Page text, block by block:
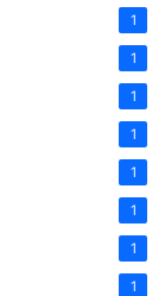
1
1
1
1
1
1
1
1